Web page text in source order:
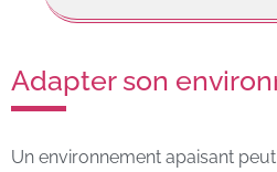
Adapter son
Un environnement apaisant